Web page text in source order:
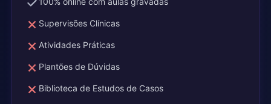
Supervisões Clínicas
Atividades Práticas
Plantões de Dúvidas
Biblioteca de Estudos de Casos